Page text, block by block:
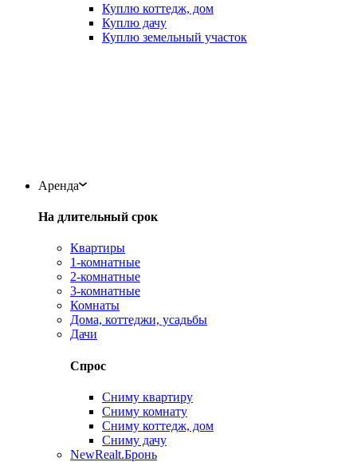
Куплю коттедж, дом
Куплю дачу
Куплю земельный участок
Аренда
На длительный срок
Квартиры
1-комнатные
2-комнатные
3-комнатные
Комнаты
Дома, коттеджи, усадьбы
Дачи
Спрос
Сниму квартиру
Сниму комнату
Сниму коттедж, дом
Сниму дачу
NewRealt.Бронь